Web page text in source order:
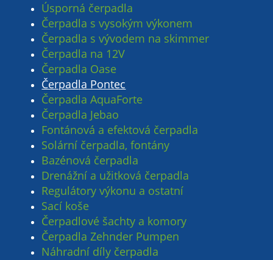
Úsporná čerpadla
Čerpadla s vysokým výkonem
Čerpadla s vývodem na skimmer
Čerpadla na 12V
Čerpadla Oase
Čerpadla Pontec
Čerpadla AquaForte
Čerpadla Jebao
Fontánová a efektová čerpadla
Solární čerpadla, fontány
Bazénová čerpadla
Drenážní a užitková čerpadla
Regulátory výkonu a ostatní
Sací koše
Čerpadlové šachty a komory
Čerpadla Zehnder Pumpen
Náhradní díly čerpadla